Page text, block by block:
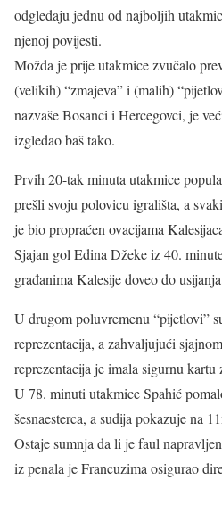
odgledaju jednu od najboljih
njenoj povijesti.
Možda je prije utakmice zvučalo
(velikih) “zmajeva” i (malih)
nazvaše Bosanci i Hercegovci, je
izgledao baš tako.
Prvih 20-tak minuta utakmice
prešli svoju polovicu igrališta, a
je bio propraćen ovacijama
Sjajan gol Edina Džeke iz 40.
građanima Kalesije doveo do
U drugom poluvremenu “pijetlovi”
reprezentacija, a zahvaljujući
reprezentacija je imala sigurnu kartu
U 78. minuti utakmice Spahić
šesnaesterca, a sudija pokazuje na
Ostaje sumnja da li je faul
iz penala je Francuzima osigurao